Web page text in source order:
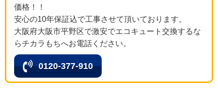
価格！！
安心の10年保証込で工事させて頂いております。
大阪府大阪市平野区で激安でエコキュート交換するな
らチカラもちへお電話ください。
0120-377-910